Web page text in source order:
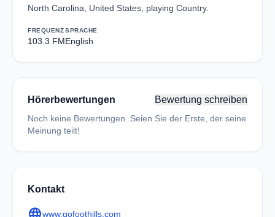
North Carolina, United States, playing Country.
FREQUENZ
103.3 FM
SPRACHE
English
Hörerbewertungen Bewertung schreiben
Noch keine Bewertungen. Seien Sie der Erste, der seine
Meinung teilt!
Kontakt
www.gofoothills.com